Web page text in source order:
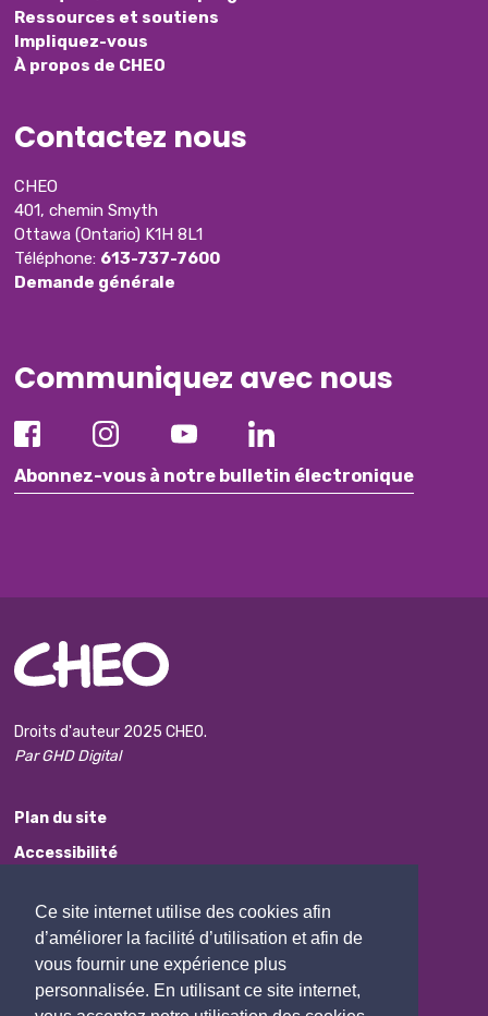
Ce site internet utilise des cookies afin
d’améliorer la facilité d’utilisation et afin de
vous fournir une expérience plus
personnalisée. En utilisant ce site internet,
Ressources et soutiens
Impliquez-vous
À propos de CHEO
Contactez nous
CHEO
401, chemin Smyth
Ottawa (Ontario) K1H 8L1
Téléphone: 613-737-7600
Demande générale
Communiquez avec nous
Abonnez-vous à notre bulletin électronique
Droits d'auteur 2025 CHEO.
Par GHD Digital
Plan du site
Accessibilité
Protection des renseignements personnels
Commentaires
Contactez Nous